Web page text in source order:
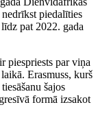
piedalīties
pat 2022. gada
piespriests par viņa
Erasmuss, kurš
šajos
formā izsakot